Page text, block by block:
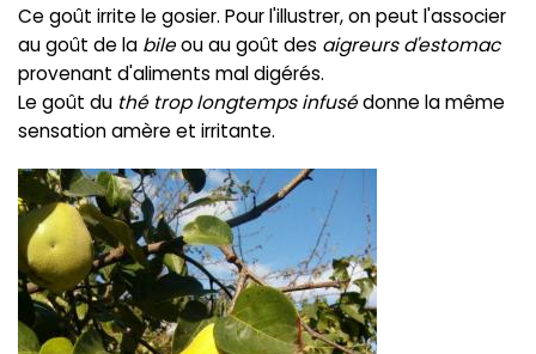
Ce goût irrite le gosier. Pour l'illustrer, on peut l'associer
au goût de la bileou au goût des aigreurs d'estomac
provenant d'aliments mal digérés.
Le goût du thé trop longtemps infusédonne la même
sensation amère et irritante.